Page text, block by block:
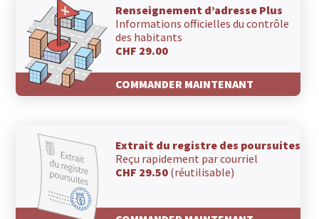
6503 Bellinzona
6500 Bellinzona
Renseignement d’adresse Plus
Informations officielles du contrôle
des habitants
CHF 29.00
COMMANDER MAINTENANT
Extrait du registre des poursuites
Reçu rapidement par courriel
CHF 29.50 (réutilisable)